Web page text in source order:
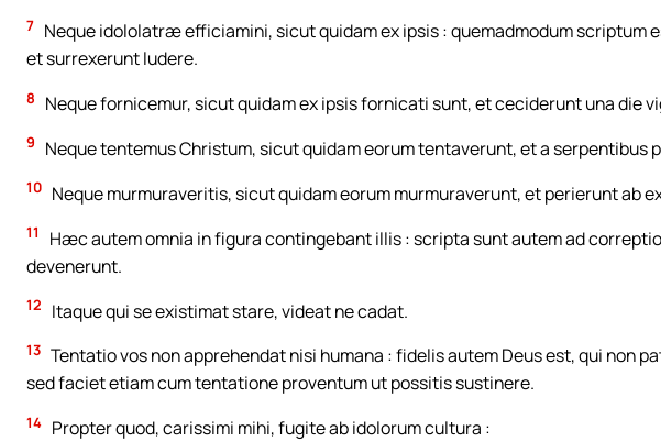
7 Neque idololatræ efficiamini, sicut quidam ex ipsis : quemadmodum scriptum
et surrexerunt ludere.
8 Neque fornicemur, sicut quidam ex ipsis fornicati sunt, et ceciderunt una die
9 Neque tentemus Christum, sicut quidam eorum tentaverunt, et a serpentibus
10 Neque murmuraveritis, sicut quidam eorum murmuraverunt, et perierunt ab
11
Hæc autem omnia in figura contingebant illis : scripta sunt autem ad
devenerunt.
12 Itaque qui se existimat stare, videat ne cadat.
13 Tentatio vos non apprehendat nisi humana : fidelis autem Deus est, qui non
sed faciet etiam cum tentatione proventum ut possitis sustinere.
14 Propter quod, carissimi mihi, fugite ab idolorum cultura :